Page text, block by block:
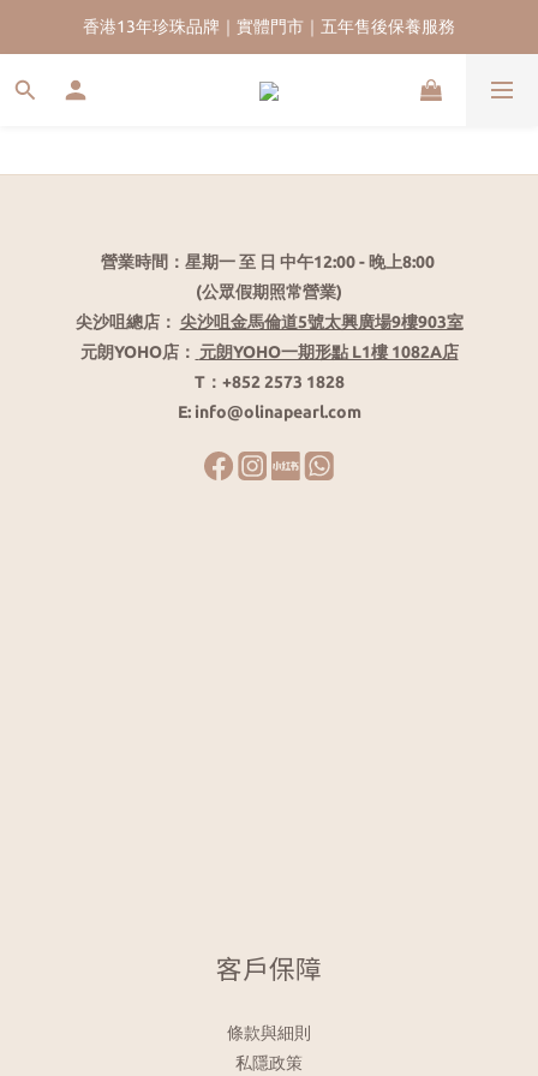
香港13年珍珠品牌｜實體門市｜五年售後保養服務
香港13年珍珠品牌｜實體門市｜五年售後保養服務
新會員首單九五折｜再送HKD$200 迎新購物金｜全球免運
營業時間：星期一 至 日 中午12:00 - 晚上8:00
(公眾假期照常營業)
尖沙咀總店： 尖沙咀金馬倫道5號太興廣場9樓903室
元朗YOHO店： 元朗YOHO一期形點 L1樓 1082A店
T：+852 2573 1828
E: info@olinapearl.com
客戶保障
條款與細則
私隱政策